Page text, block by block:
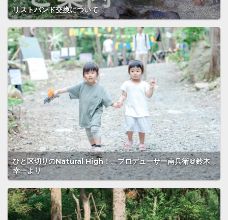
リストバンド交換について
ひと区切りのNatural High！、プロデューサー南兵衛＠鈴木
幸一より